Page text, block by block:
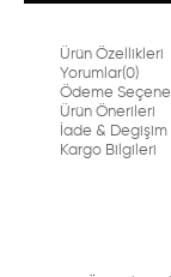
Ürün Özellikleri
Yorumlar(0)
Ödeme
Ürün Önerileri
İade & Degişim
Kargo Bilgileri